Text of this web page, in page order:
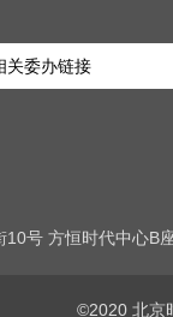
关委办链接
号 方恒时代中心B
©2020 北京